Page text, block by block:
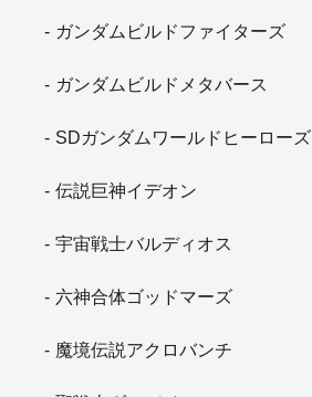
ガンダムビルドファイターズ
ガンダムビルドメタバース
SDガンダムワールドヒーローズ
伝説巨神イデオン
宇宙戦士バルディオス
六神合体ゴッドマーズ
魔境伝説アクロバンチ